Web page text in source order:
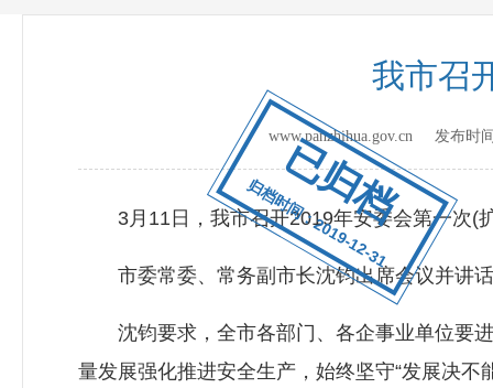
已归档
归档时间：2019-12-31
我市召
www.panzhihua.gov.cn 发布时
3月11日，我市召开2019年安委会第一次(扩
市委常委、常务副市长沈钧出席会议并讲
沈钧要求，全市各部门、各企事业单位要进
量发展强化推进安全生产，始终坚守“发展决